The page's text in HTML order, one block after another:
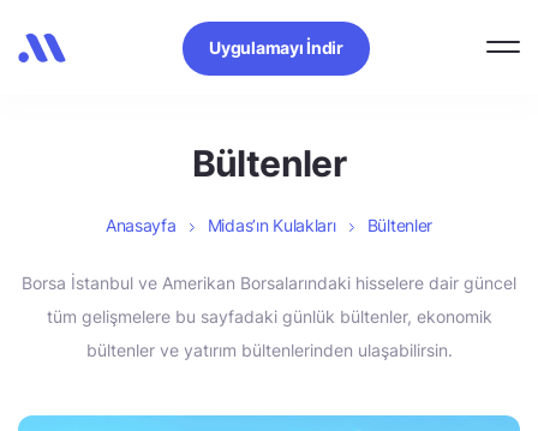
Uygulamayı İndir
Bültenler
Anasayfa Midas’ın Kulakları Bültenler
Borsa İstanbul ve Amerikan Borsalarındaki hisselere dair güncel
tüm gelişmelere bu sayfadaki günlük bültenler, ekonomik
bültenler ve yatırım bültenlerinden ulaşabilirsin.